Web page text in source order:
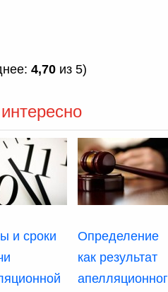
4,70 из 5)
и сроки
Определение
как результат